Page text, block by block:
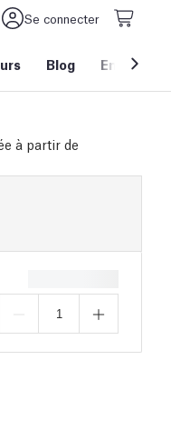
Se connecter
Blog Entreprise
à partir de